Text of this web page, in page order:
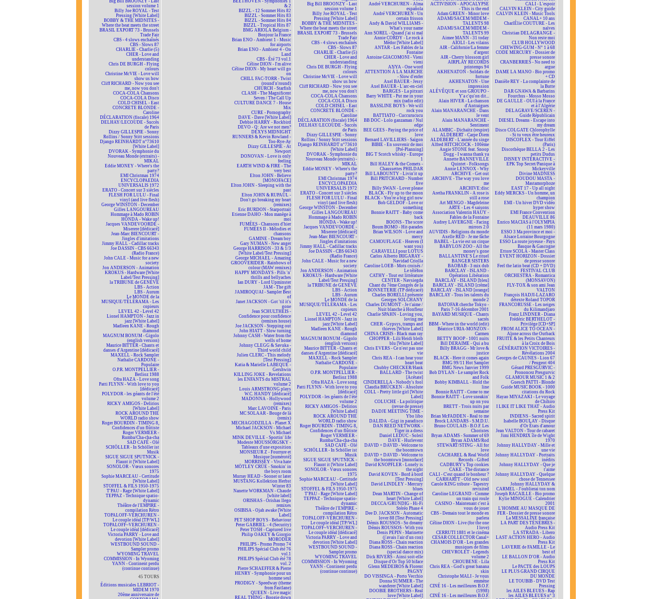
Big Bill BROONZY - Last
session volume 1
Billy Joe ROYAL - Test
Pressing [White Label]
BOBBY & THE MIDNITES -
Where the beat meets the street
BRASIL EXPORT 73 - Brussels
Trade Fair
CBS - 4 slows enchaînés
CBS - Slows 87
CHARLIE - Charlie (5)
CHER - Love and
understanding
Chris DE BURGH - Flying
colours
Christine McVIE - Love will
show us how
Cliff RICHARD - Now you see
me, now you don't
COCA-COLA Chansons
COCA-COLA Disco
COLD CHISEL - East
CONCRETE BLONDE -
Caroline
DÉCLARATION (fiscale) 1964
DELHAY/LECOUDE - Succès
de Paris
Dizzy GILLESPIE - Sonny
Rollins / Sonny Stitt sessions
Django REINHARDT n°73610
[White Label]
DVORAK - Symphonie du
Nouveau Monde (extraits) -
MIKAL
Eddie MONEY - Where's the
party?
EMI Christmas 1974
ENCYCLOPAEDIA
UNIVERSALIS 1972
ERATO - Concert sur 3 siècles
FLESH FOR LULU - Final
vinyl (and live flesh)
George WINSTON - December
Gilles LANGOUREAU
Hommage à Mado ROBIN
HONDA - Wake up!
Jacques VANDEVOORDE -
Miserere [dédicacé]
Jean-Marc BIENCOURT -
Jingles d'imitations
Jimmy HALL - Cadillac tracks
Joe DASSIN - CBS 66343
(Radio France)
John CALE - Music for a new
society
Jon ANDERSON - Animation
KROKUS - Hardware [White
Label/Test Pressing]
la TRIBUNE de GENÈVE
LBS - Action
LBS - Aurum
Le MONDE de la
MUSIQUE/TÉLÉRAMA - Les
copieurs
LEVEL 42 - Level 42
Lionel HAMPTON - Jazz in
jazz [White Label]
Madleen KANE - Rough
diamond
MAGNUM BONUM - Gigolo
(english version)
Maurice BITTER - Chants et
danses d'Argentine [dédicacé]
MAXELL - Rock Sampler
Nathalie CARDONE -
Populaire
O.P.R. MONTPELLIER -
Berlioz 1988
Ofra HAZA - Love song
Patti FLYNN - With love to you
[dédicacé]
POLYDOR - les géants de l'été
volume 2
RICKY AMIGOS - Delirios
[White Label]
ROCK AROUND THE
WORLD radio show
Roger BOURDIN - TIMING 8,
Confidences d'un flûtiste
Roger VERMEER -
Rumba/Cha-cha-cha
SAD CAFÉ - Olé
SCHÖLLER - In Schöller ist
Musik
SIGUE SIGUE SPUTNICK -
Flaunt it [White Label]
SONOLOR - Vœux sonores
1975
Sophie MARCEAU - Certitude
[White Label]
STOFFEL & FILS 1950-1975
T'PAU - Rage [White Label]
TEPPAZ - Technique spatio-
dynamic
Théâtre de l'EMPIRE -
compilation Rétro
TOPALOFF-VERCHUREN -
Le couple idéal [TP/WL]
TOPALOFF~VERCHUREN -
Le couple idéal [dédicacé]
Victoria PARRY - Love and
devotion [White Label]
WESTBOUND SOUND -
Sampler promo
WYOMING TRAVEL
COMMISSION - In Wyoming
YANN - Continent perdu
(continue continue)
45 TOURS
Éditions musicales LEBRIOT -
MIDEM 1970
20ème anniversaire de
BEETHOVEN - Symphonies 1
& 2
BIZZL - 12 Sommer Hits 82
BIZZL - Sommer Hits 83
BIZZL - Sommer Hits 84
BIZZL - Tropical Hits 87
BMG ARIOLA Belgium -
Bonjour la France
Brian ENO - Ambient 1 - Music
for airports
Brian ENO - Ambient 4 - On
Land
CBS - Été 73 vol.1
Céline DION - I'm alive
Céline DION - My heart will go
on
CHILL FAC-TORR - Twist
(round'n'round)
CHURCH - Starfish
CLASH - The Magnificent
Seven / The Call Up
CULTURE DANCE 7 - House
Mix
CURE - Pornography
DAVE - Dave [White Label]
Debbie HARRY - Rockbird
DEVO - Q: Are we not men?
DEXYS MIDNIGHT
RUNNERS & Kevin Rowland -
Too-Rye-Ay
Dizzy GILLESPIE - At
Newport
DONOVAN - Love is only
feeling
EARTH WIND & FIRE - The
very best
Elton JOHN - Believe
[MONOFACE]
Elton JOHN - Sleeping with the
past
Elton JOHN & RUPAUL -
Don't go breaking my heart
(remixes)
Eric BURDON - Starportrait
Etienne DAHO - Mon manège à
moi
FUMÉES - Chansons d'hier
FUMÉES II - Mélodies et
chansons
GAMINE - Dream boy
Gary NUMAN - New anger
George HARRISON - 33 & 1/3
[White Label/Test Pressing]
George MICHAEL - Amazing
GROOVERIDER - Rainbows of
colour (MAW remixes)
HAPPY MONDAYS - Pills 'n'
thrills and bellyaches
Ian DURY - Lord Upminster
JAM - The gift
JAMIROQUAI - Sampler Best
of
Janet JACKSON - Got 'til it's
gone
Jean SCHULTHEIS -
Confidence pour confidence
(remixes house)
Joe JACKSON - Stepping out
John HIATT - Slow turning
Johnny CASH - Water from the
wells of home
Johnny CLEGG & Savuka -
Third world child
Julien CLERC - This melody
[Test Pressing]
Katia & Marielle LABEQUE -
Gershwin
KILLING JOKE - Revelations
les ENFANTS du MISTRAL
volume 2
Louis ARMSTRONG plays
W.C. HANDY [dédicacé]
MADONNA - Hollywood
(remixes)
Marc LAVOINE - Paris
MC SOLAAR - Bouge de là
(remix)
MECHAGODZILLA - Planet X
Michael JACKSON - Michael
Vs Michael
MINK DEVILLE - Sportin' life
Modeste MOUSSORGSKY -
Tableaux d'une exposition
MONSIEUR Z - Fourrure et
Musique [numéroté]
MORRISSEY - Viva hate
MÖTLEY CRÜE - Smokin' in
the boys room
Murray HEAD - Sooner or later
MUSTANG Kollektion Herbst
Winter 83
Nanette WORKMAN - Chaude
[white label]
ORISHAS - Orishas llego
remixes
OSIBISA - Ojah awake [White
Label]
PET SHOP BOYS - Behaviour
Peter GABRIEL - 4 (Security)
Peter TOSH - Captured live
Philip OAKEY & Giorgio
MORODER
PHILIPS - Promo Promo 74
PHILIPS Spécial Club été 76
vol.1
PHILIPS Spécial Club été 78
vol. 2
Pierre SCHAEFFER & Pierre
HENRY - Symphonie pour un
homme seul
PRODIGY - Speedway (theme
from Fastlane)
QUEEN - Live magic
REAL THING - Boogie down
Big Bill BROONZY - Last
session volume 1
Billy Joe ROYAL - Test
Pressing [White Label]
BOBBY & THE MIDNITES -
Where the beat meets the street
BRASIL EXPORT 73 - Brussels
Trade Fair
CBS - 4 slows enchaînés
CBS - Slows 87
CHARLIE - Charlie (5)
CHER - Love and
understanding
Chris DE BURGH - Flying
colours
Christine McVIE - Love will
show us how
Cliff RICHARD - Now you see
me, now you don't
COCA-COLA Chansons
COCA-COLA Disco
COLD CHISEL - East
CONCRETE BLONDE -
Caroline
DÉCLARATION (fiscale) 1964
DELHAY/LECOUDE - Succès
de Paris
Dizzy GILLESPIE - Sonny
Rollins / Sonny Stitt sessions
Django REINHARDT n°73610
[White Label]
DVORAK - Symphonie du
Nouveau Monde (extraits) -
MIKAL
Eddie MONEY - Where's the
party?
EMI Christmas 1974
ENCYCLOPAEDIA
UNIVERSALIS 1972
ERATO - Concert sur 3 siècles
FLESH FOR LULU - Final
vinyl (and live flesh)
George WINSTON - December
Gilles LANGOUREAU
Hommage à Mado ROBIN
HONDA - Wake up!
Jacques VANDEVOORDE -
Miserere [dédicacé]
Jean-Marc BIENCOURT -
Jingles d'imitations
Jimmy HALL - Cadillac tracks
Joe DASSIN - CBS 66343
(Radio France)
John CALE - Music for a new
society
Jon ANDERSON - Animation
KROKUS - Hardware [White
Label/Test Pressing]
la TRIBUNE de GENÈVE
LBS - Action
LBS - Aurum
Le MONDE de la
MUSIQUE/TÉLÉRAMA - Les
copieurs
LEVEL 42 - Level 42
Lionel HAMPTON - Jazz in
jazz [White Label]
Madleen KANE - Rough
diamond
MAGNUM BONUM - Gigolo
(english version)
Maurice BITTER - Chants et
danses d'Argentine [dédicacé]
MAXELL - Rock Sampler
Nathalie CARDONE -
Populaire
O.P.R. MONTPELLIER -
Berlioz 1988
Ofra HAZA - Love song
Patti FLYNN - With love to you
[dédicacé]
POLYDOR - les géants de l'été
volume 2
RICKY AMIGOS - Delirios
[White Label]
ROCK AROUND THE
WORLD radio show
Roger BOURDIN - TIMING 8,
Confidences d'un flûtiste
Roger VERMEER -
Rumba/Cha-cha-cha
SAD CAFÉ - Olé
SCHÖLLER - In Schöller ist
Musik
SIGUE SIGUE SPUTNICK -
Flaunt it [White Label]
SONOLOR - Vœux sonores
1975
Sophie MARCEAU - Certitude
[White Label]
STOFFEL & FILS 1950-1975
T'PAU - Rage [White Label]
TEPPAZ - Technique spatio-
dynamic
Théâtre de l'EMPIRE -
compilation Rétro
TOPALOFF-VERCHUREN -
Le couple idéal [TP/WL]
TOPALOFF~VERCHUREN -
Le couple idéal [dédicacé]
Victoria PARRY - Love and
devotion [White Label]
WESTBOUND SOUND -
Sampler promo
WYOMING TRAVEL
COMMISSION - In Wyoming
YANN - Continent perdu
(continue continue)
André VERCHUREN - Alma
española
André VERCHUREN - Un
certain frisson
Andy & David WILLIAMS -
What's your name
Ann SOREL - Quand j'ai si mal
Annie CORDY - Le rock à
Médor [White Label]
ANTAR - Les Fables de la
Fontaine
Antoine GIACOMONI - Vieni
vieni
ANYA - One word
ATTENTION À LA MARCHE
- Slow d'enfer
Axel BAUER - Jessy
Axel BAUER - L'arc-en-ciel
BARGES - La pitxuri
Barry WHITE - Put me in your
mix (radio edit)
BASSLINE BOYS - We will
rock you
BATTIATO - Cuccurucucu
BB DOC - Lolo ganzaman / Nul
edge
BEE GEES - Paying the price of
love
Bernard LAVILLIERS - Saïgon
BIBIE - En souvenir de moi
[Pré-Planning]
BIG T Scotch whisky - Europe
1
Bill HALEY & the Comets -
Chaussettes PHILDAR
Bill LABOUNTY - Livin'it up
Bill PRITCHARD - Number
five
Billy SWAN - Lover please
BLACK - Fly up to the moon
BLACK - You're a big girl now
Bob GELDOF - Love or
something
Bonnie RAITT - Baby come
back
BOONS - The score
Boum BOMO - Hit-parades
Brian WILSON - Love and
mercy
CAMOUFLAGE - Heaven (I
want you)
CARAVELLI pour LOTUS
Carlos Alberto IRIGARAY -
Navidad Criolla
Caroline LOEB - Mots croisés /
Le téléfon
CATHY - Tout est littérature
CENTER - Navsiegda
Chant du 7ème Congrès de la
BONNETERIE (TP dédicacé)
Charles BORELLI présente
Georges SOLCHANY
Charles DUMONT - Je t'aime /
Nuit blanche à Honfleur
Charlie SPAHN - Loving you,
loving me
CHER - Gypsys, tramps and
thieves [White Label]
CHINA CRISIS - Black man ray
CHOPPER - Lili/Heidi bleib
blu [White Label]
Chris EVERS - Ce n'est pas une
vie
Chris REA - I can hear your
heart beat
Chubby CHECKER/Hank
BALLARD - The twist
[Acétate]
CINDERELLA - Nobody's fool
Claudia BRÜCKEN - Absolute
COLL - Pretty little girl [White
Label]
COLUCHE - La politique
(revue de presse)
DADJE MEETING TIME -
Ybo libo
DALIDA - Gigi in paradisco
DAN REED NETWORK -
Tiger in a dress
Daniel LEDUC - Soleil
DAVE - Hurlevent
DAVID + DAVID - Welcome to
the boomtown
DAVID + DAVID - Welcome to
the boomtown [monoface]
David KNOPFLER - Lonely is
the night
David KOVEN - Bord à bord
[Test Pressing]
David LINDLEY - Mercury
blues
Dean MARTIN - Change of
heart [White Label]
DECCA/GRUNDIG - Hi-Fi
Stéréo Phase 4
Dee D. JACKSON - Automatic
lover 88 [Test Pressing]
Démis ROUSSOS - So dreamy
Démis ROUSSOS - With you
Denis PEPIN - Marinette
(j'avais l'air d'un con)
Diana ROSS - Chain reaction
Diana ROSS - Chain reaction
(special dance mix)
Dick RIVERS - Ainsi soit-elle
Disque d'Or Top 50 biface
Glenn MEDEIROS & Florent
PAGNY
DO VISSINGA - Porto Vecchio
Donna SUMMER - The
wanderer [White Label]
DOOBIE BROTHERS - Real
love [White Label]
ACTIVISION - APOCALYPSE
- This is the end
Adam GREEN - Minor love
ADAMI/SACEM/MIDEM -
TALENTS 98
ADAMI/SACEM/MIDEM -
TALENTS 99
Aimee MANN - 31 today
AÏOLI - Les vilains
AIR - Californie/La femme
d'argent
AIR - Cherry blossom girl
AIRPLAY RECORDS
printemps 94
AKHENATON - Soldats de
fortune
AKHENATON - Une
impression
ALÉVÊQUE et son GROUPO -
Y'a c'qu'on dit...
Alain HIVER - La chanson
d'Antraigues
Alain MANARANCHE - Dans
le vent
Alain MANARANCHE -
Sentiment
ALAMBIC - Dichaïtz (respire)
ALDEBERT - Carpe Diem
ALDEBERT - L'année du singe
Alfred HITCHCOCK - 100ème
Angie STONE feat. Snoop
Dogg - I wanna thank ya
Annette BANNEVILLE
Quintet - Folksongs
Annie LENNOX - Why
ARCHIVE - Get out
ARCHIVE - The way you love
me
ARCHIVE:disc
Aretha FRANKLIN - A rose is
still a rose
Art MENGO - Magdeleine
ARTE - Les 4 saisons
Association Valentin HAÜY -
Fables de la Fontaine
Audrey LAVERGNE - Facing
mirrors 2.0
AUVIDIS - Religions du monde
Axelle RED - Je me fâche
BABEL - La vie est un cirque
BABYLON ZOO - All the
money's gone
BALLANTINE'S Le rituel
BANGER SISTERS
BAOBAB - 3 mix dub
BARCLAY - ISLAND -
Opération Libération
BARCLAY - ISLAND [bleu]
BARCLAY - ISLAND [crème]
BARCLAY - ISLAND [orange]
BARCLAY - Tous les talents du
monde 2
BATOFAR cherche Tokyo -
Paris 7-16 décembre 2001
BAYARD MUSIQUE - Chants
sacrés
BBM - Where in the world (edit)
Béatrice URIA-MONZON -
Carmen
BETTY BOOP - 1001 nuits
Bill DERAIME - Qui a bu
Billy BRAGG - Mr love &
justice
BLACK - Here it comes again
BMG 99/11 Hot Sampler
BMG News Janvier 1999
Bob DYLAN - Le sampler Rock
and Folk
Bobby KIMBALL - Hold the
line
Bonnie RAITT - Come to me
Bonnie RAITT - Love sneakin'
up on you
BRETT - Trois nuits par
semaine
Brian McFADDEN - Real to me
Brock LANDARS - S.M.D.U.
Bruno COULAIS - B.O.F. Les
Choristes
Bryan ADAMS - Summer of 69
Bryan ADAMS/Rod
STEWART/STING - All for
love
CACHAREL & Real World
Records - Gifted
CADBURY's Top cookies
CAKE - The distance
CALI - C'est quand le bonheur ?
CARHARTT - Old new soul
Carole KING tribute - Tapestry
revisited
Caroline LEGRAND - Comme
un train qui roule
CASINO - Maintenant c'est à
vous de jouer
CBS - Demain tout le monde en
parlera
Céline DION - Live (for the one
I love)
CERRUTI 1881 et le cinéma
CESAR COLLECTOR Canal+
CHAMOIS D'OR - Les grandes
musiques de films
CHEVROLET - Legends
volume 2
CHOUBENE - Lila
Chris REA - God's great banana
skin
Christophe MALI - Je vous
emmène
CINÉ 16 - Les meilleures B.O.F.
(1998)
CINÉ 16 - Les meilleures B.O.F.
CALI - L'espoir
CALVIN KLEIN - City guide
CALVIN KLEIN - Music Tools
CANAL+ 10 ans
CharlÉlie COUTURE - Les
naïves
Christian DELAGRANGE -
Non reste moi
CLUB HOLLYWOOD
CHEWING-GUM - N° 1 à 68
CODE MERCURY - Dossier de
presse sonore
CRANBERRIES - No need to
argue
DAME LA MANO - Bio promo
+ CD
Danièle REY - La complainte de
la Butte
DAR GNAWA & Barbarins
Fourchus - Mosso Mosso
DE GAULLE - OUI à la France
et à l'Algérie
DELAGRAVE/SCEREN -
Guide Républicain
DIESEL Dreams - Escape into
my dream
Disco COLGATE Chlorophylle
- Si tu veux être heureux
DISCOFLEX - Tour Eiffel
(Paris)
Discothèque BELLA 2 - Les
petits Dudus
DISNEY INTERACTIVE -
EPK Top Secret/Panique à
Mickeyville
Divine MADNESS
DOUDOU MASTA -
Mastamorphoze
EAST 17 - Up all night
Eddy MERCKS - Un homme, un
champion
EMI - Un hiver DVD vidéo
hyper show
EMI France Convention
DEAUVILLE 86
Enrico MACIAS à l'OLYMPIA
(11 mars 1980)
ESSO 3 Ma province et moi -
Alsace Lorraine Bourgogne
ESSO La route joyeuse - Pays
Basque & Gascogne
Ettore SCOLA - Master Class
EVENT HORIZON - Dossier
de presse sonore
Feel the latin beat (CD + DVD)
FESTIVAL CLUB
ORCHESTRA - Romantica
(MONSAVON)
FLY-TOX & son ami Jean
VALTON
François HADJI-LAZARO
détexte Roland TOPOR
FRANCORUSSE - Les neiges
du Kilimandjaro
Franz LINDNER - Diana
Frédéric BERTHELOT -
Privilège [CD+SP]
FROM ALICE TO OCEAN -
Alone across the Outback
FRUITÉ & les Petits Chanteurs
à la Croix de Bois
GÉNÉRATION VICTOIRES -
Révélations 2004
Georges de CAUNES - Lion 67
/ Peugeot 404
Gérard PRESGURVIC -
Prononcez Presgurvic
GLAMOUR MUSIC 1 & 2
Guesch PATTI - Blonde
Guide MUSIC BOOK - 1000
citations du Rock
Hayao MIYAZAKI - Le voyage
de Chihiro
I LIKE IT LIKE THAT - Audio
Press Kit
INDIENS - Sacred spirit
Isabelle BOULAY - Disque
d'Or États d'amour
Jean VALTON - Tour de cabaret
Jimi HENDRIX île de Wight
1970
Johnny HALLYDAY - Mille et
une vie
Johnny HALLYDAY - Portraits
inédits
Johnny HALLYDAY - Que je
t'aime
Johnny HALLYDAY - Quelque
chose de Tennessee
Johnny HALLYDAY &
CARMEL - J'oublierai ton nom
Joseph RACAILLE - Bio promo
Kylie MINOGUE - Calendrier
2001
L'HOMME AU MASQUE DE
FER - Dossier de presse sonore
La MESSALINE française
LA PART DES TÉNÈBRES -
Audio Press Kit
LA STRADA - Libero
LAST ACTION HERO - Audio
Press Kit
LAVERIE de FAMILLE - Le
best of
LE BALLON D'OR - Audio
Press Kit
Le PACTE des LOUPS
LE PLUS GRAND CIRQUE
DU MONDE
LE TOUBIB - DVD Test
Pressing
les AILES BLEUES - Rap
les AILES BLEUES n° 3